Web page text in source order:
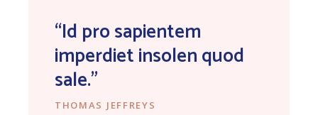
“Id pro sapientem
imperdiet insolen quod
sale.”
THOMAS JEFFREYS